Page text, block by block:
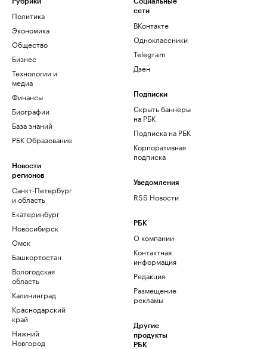
Политика
Экономика
Общество
Бизнес
Технологии и
медиа
Финансы
Биографии
База знаний
РБК Образование
Новости
регионов
Санкт-Петербург
и область
Екатеринбург
Новосибирск
Омск
Башкортостан
Вологодская
область
Калининград
Краснодарский
край
Нижний
Новгород
сети
ВКонтакте
Одноклассники
Telegram
Дзен
Подписки
Скрыть баннеры
на РБК
Подписка на РБК
Корпоративная
подписка
Уведомления
RSS Новости
РБК
О компании
Контактная
информация
Редакция
Размещение
рекламы
Другие
продукты
РБК